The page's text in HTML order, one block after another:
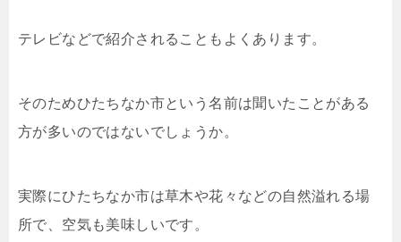
テレビなどで紹介されることもよくあります。
そのためひたちなか市という名前は聞いたことがある
方が多いのではないでしょうか。
実際にひたちなか市は草木や花々などの自然溢れる場
所で、空気も美味しいです。